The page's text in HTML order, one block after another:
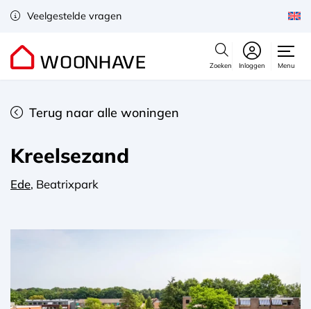
Veelgestelde vragen
Zoeken Inloggen Menu
Terug naar alle woningen
Kreelsezand
Ede, Beatrixpark